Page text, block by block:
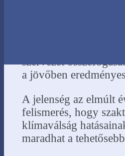
szervezet
a jövőben
A jelenség az elmúlt
felismerés, hogy
klímaválság
maradhat a